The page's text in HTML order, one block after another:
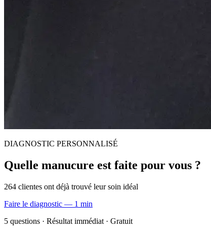
DIAGNOSTIC PERSONNALISÉ
Quelle manucure est faite pour vous ?
264 clientes ont déjà trouvé leur soin idéal
Faire le diagnostic — 1 min
5 questions · Résultat immédiat · Gratuit